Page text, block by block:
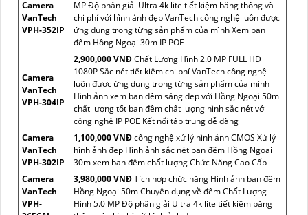
Camera
VanTech
VPH-352IP
MP Độ phân giải Ultra 4k lite tiết kiệm băng thông và
chi phí với hình ảnh đẹp VanTech công nghệ luôn được
ứng dụng trong từng sản phẩm của mình Xem ban
đêm Hồng Ngoại 30m IP POE
Camera
VanTech
VPH-304IP
2,900,000 VNĐChất Lượng Hình 2.0 MP FULL HD
1080P Sắc nét tiết kiệm chi phí VanTech công nghệ
luôn được ứng dụng trong từng sản phẩm của mình
Hình ảnh xem ban đêm sáng đẹp với Hồng Ngoại 50m
chất lượng tốt ban đêm chất lượng hình sắc nét với
công nghệ IP POE Kết nối tập trung dễ dàng
Camera
VanTech
VPH-302IP
1,100,000 VNĐcông nghệ xử lý hình ảnh CMOS Xử lý
hình ảnh đẹp Hình ảnh sắc nét ban đêm Hồng Ngoại
30m xem ban đêm chất lượng Chức Năng Cao Cấp
Camera
VanTech
VPH-
3,980,000 VNĐTích hợp chức năng Hình ảnh ban đêm
Hồng Ngoại 50m Chuyên dụng về đêm Chất Lượng
Hình 5.0 MP Độ phân giải Ultra 4k lite tiết kiệm băng